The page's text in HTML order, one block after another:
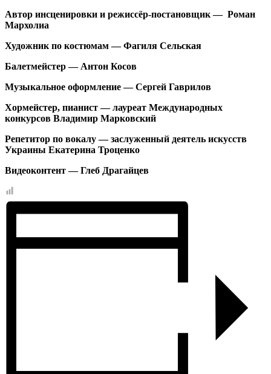
Автор инсценировки и режиссёр-постановщик — Роман
Мархолиа
Художник по костюмам — Фагиля Сельская
Балетмейстер — Антон Косов
Музыкальное оформление — Сергей Гаврилов
Хормейстер, пианист — лауреат Международных
конкурсов Владимир Марковский
Репетитор по вокалу — заслуженный деятель искусств
Украины Екатерина Троценко
Видеоконтент — Глеб Драгайцев